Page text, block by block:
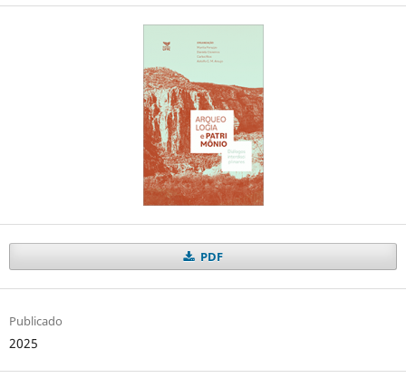
PDF
Publicado
2025